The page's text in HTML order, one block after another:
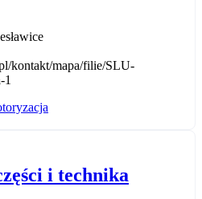
kontakt/mapa/filie/SLU-
1
i technika